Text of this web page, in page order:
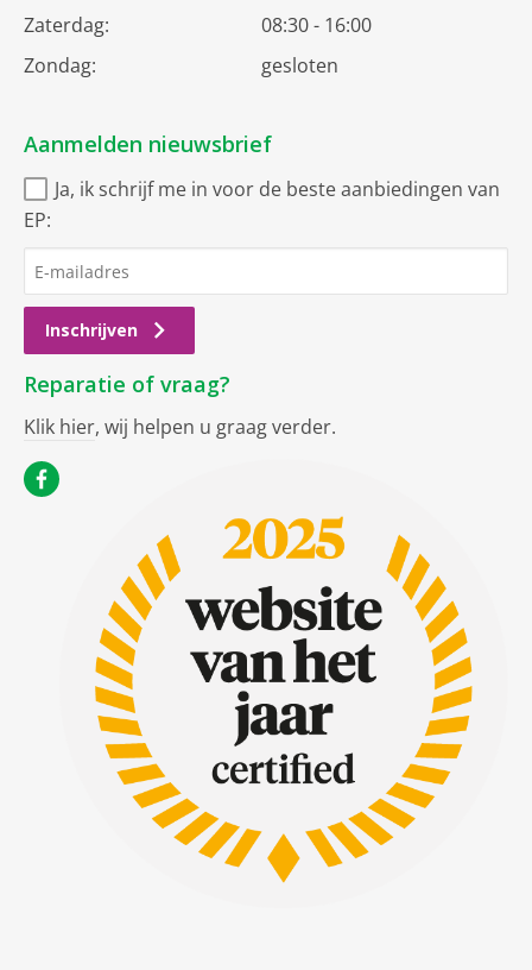
Zaterdag:
08:30 - 16:00
Zondag:
gesloten
Aanmelden nieuwsbrief
Ja, ik schrijf me in voor de beste aanbiedingen van
EP:
Inschrijven
Reparatie of vraag?
Klik hier, wij helpen u graag verder.